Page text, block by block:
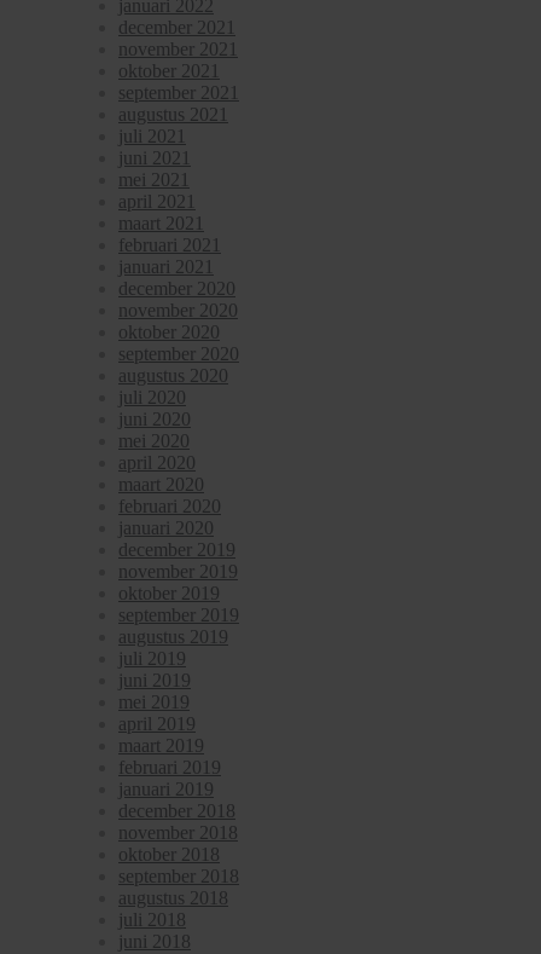
januari 2022
december 2021
november 2021
oktober 2021
september 2021
augustus 2021
juli 2021
juni 2021
mei 2021
april 2021
maart 2021
februari 2021
januari 2021
december 2020
november 2020
oktober 2020
september 2020
augustus 2020
juli 2020
juni 2020
mei 2020
april 2020
maart 2020
februari 2020
januari 2020
december 2019
november 2019
oktober 2019
september 2019
augustus 2019
juli 2019
juni 2019
mei 2019
april 2019
maart 2019
februari 2019
januari 2019
december 2018
november 2018
oktober 2018
september 2018
augustus 2018
juli 2018
juni 2018